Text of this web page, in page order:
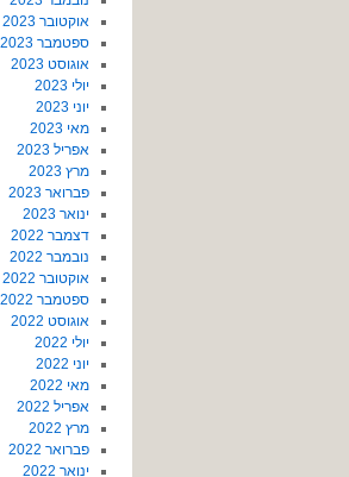
אוקטובר 2023
ספטמבר 2023
אוגוסט 2023
יולי 2023
יוני 2023
מאי 2023
אפריל 2023
מרץ 2023
פברואר 2023
ינואר 2023
דצמבר 2022
נובמבר 2022
אוקטובר 2022
ספטמבר 2022
אוגוסט 2022
יולי 2022
יוני 2022
מאי 2022
אפריל 2022
מרץ 2022
פברואר 2022
ינואר 2022